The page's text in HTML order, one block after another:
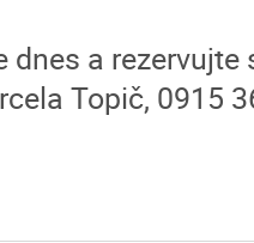
a
Topič, 0915